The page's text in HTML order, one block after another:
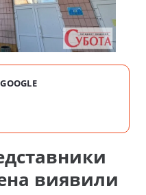
виявили